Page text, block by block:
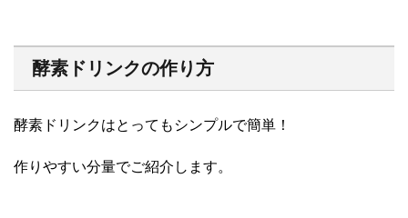
酵素ドリンクの作り方
酵素ドリンクはとってもシンプルで簡単！
作りやすい分量でご紹介します。